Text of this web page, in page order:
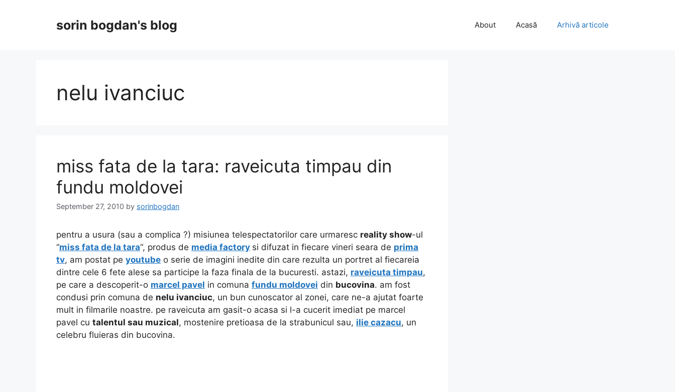
sorin bogdan's blog About Acasă Arhivă articole
nelu ivanciuc
miss fata de la tara: raveicuta timpau din
fundu moldovei
September 27, 2010 by sorinbogdan
pentru a usura (sau a complica ?) misiunea telespectatorilor care urmaresc reality show-ul
“miss fata de la tara“, produs de media factory si difuzat in fiecare vineri seara de prima
tv, am postat pe youtube o serie de imagini inedite din care rezulta un portret al fiecareia
dintre cele 6 fete alese sa participe la faza finala de la bucuresti. astazi, raveicuta timpau,
pe care a descoperit-o marcel pavel in comuna fundu moldovei din bucovina. am fost
condusi prin comuna de nelu ivanciuc, un bun cunoscator al zonei, care ne-a ajutat foarte
mult in filmarile noastre. pe raveicuta am gasit-o acasa si l-a cucerit imediat pe marcel
pavel cu talentul sau muzical, mostenire pretioasa de la strabunicul sau, ilie cazacu, un
celebru fluieras din bucovina.